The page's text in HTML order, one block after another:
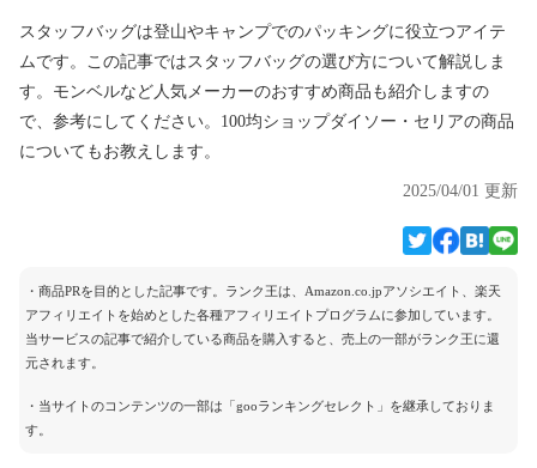
スタッフバッグは登山やキャンプでのパッキングに役立つアイテ
ムです。この記事ではスタッフバッグの選び方について解説しま
す。モンベルなど人気メーカーのおすすめ商品も紹介しますの
で、参考にしてください。100均ショップダイソー・セリアの商品
についてもお教えします。
2025/04/01 更新
・商品PRを目的とした記事です。ランク王は、Amazon.co.jpアソシエイト、楽天
アフィリエイトを始めとした各種アフィリエイトプログラムに参加しています。
当サービスの記事で紹介している商品を購入すると、売上の一部がランク王に還
元されます。
・当サイトのコンテンツの一部は「gooランキングセレクト」を継承しておりま
す。